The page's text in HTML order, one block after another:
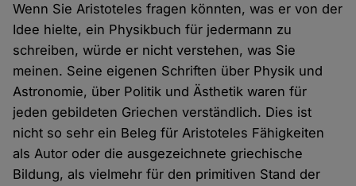
Wenn Sie Aristoteles fragen könnten, was er von der
Idee hielte, ein Physikbuch für jedermann zu
schreiben, würde er nicht verstehen, was Sie
meinen. Seine eigenen Schriften über Physik und
Astronomie, über Politik und Ästhetik waren für
jeden gebildeten Griechen verständlich. Dies ist
nicht so sehr ein Beleg für Aristoteles Fähigkeiten
als Autor oder die ausgezeichnete griechische
Bildung, als vielmehr für den primitiven Stand der